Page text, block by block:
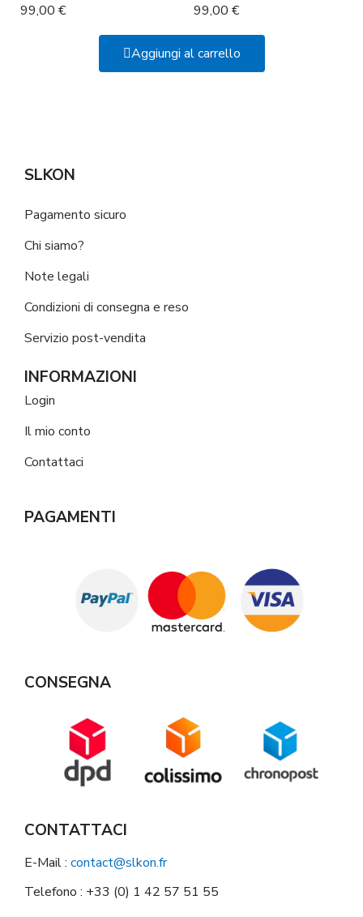
99,00 € 99,00 €
Aggiungi al carrello
SLKON
Pagamento sicuro
Chi siamo?
Note legali
Condizioni di consegna e reso
Servizio post-vendita
INFORMAZIONI
Login
Il mio conto
Contattaci
PAGAMENTI
CONSEGNA
CONTATTACI
E-Mail : contact@slkon.fr
Telefono : +33 (0) 1 42 57 51 55